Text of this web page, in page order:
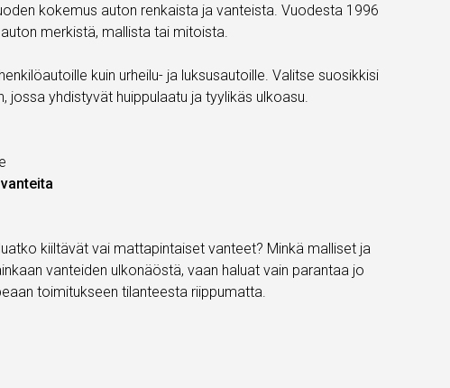
kokemus auton renkaista ja vanteista. Vuodesta 1996
merkistä, mallista tai mitoista.
kuin urheilu- ja luksusautoille. Valitse suosikkisi
yhdistyvät huippulaatu ja tyylikäs ulkoasu.
kiiltävät vai mattapintaiset vanteet? Minkä malliset ja
vanteiden ulkonäöstä, vaan haluat vain parantaa jo
toimitukseen tilanteesta riippumatta.